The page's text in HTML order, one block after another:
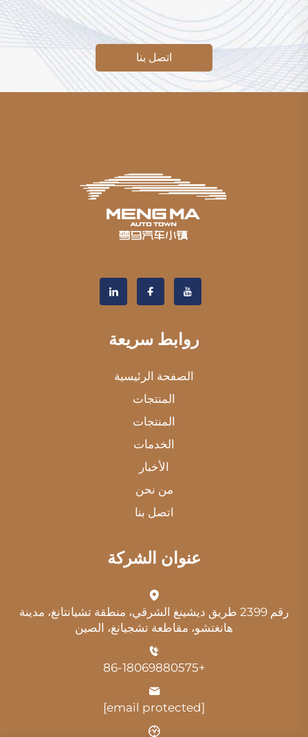
اتصل بنا
روابط سريعة
الصفحة الرئيسية
المنتجات
المنتجات
الخدمات
الأخبار
من نحن
اتصل بنا
عنوان الشركة
رقم 2399 طريق ديشينغ الشرقي، منطقة تشيانتانغ، مدينة
هانغتشو، مقاطعة تشجيانغ، الصين
+86-18069880575
[email protected]